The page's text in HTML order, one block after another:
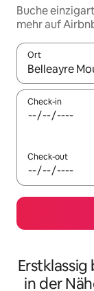
Buche
mehr auf
Ort
Wenn
Check-in
Check-out
in der